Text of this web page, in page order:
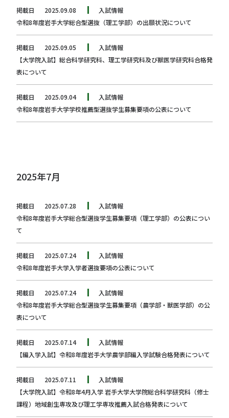
掲載日 2025.09.08
入試情報
令和8年度岩手大学総合型選抜（理工学部）の出願状況について
掲載日 2025.09.05
入試情報
【大学院入試】総合科学研究科、理工学研究科及び獣医学研究科合格発
表について
掲載日 2025.09.04
入試情報
令和8年度岩手大学学校推薦型選抜学生募集要項の公表について
2025年7月
掲載日 2025.07.28
入試情報
令和8年度岩手大学総合型選抜学生募集要項（理工学部）の公表につい
て
掲載日 2025.07.24
入試情報
令和8年度岩手大学入学者選抜要項の公表について
掲載日 2025.07.24
入試情報
令和8年度岩手大学総合型選抜学生募集要項（農学部・獣医学部）の公
表について
掲載日 2025.07.14
入試情報
【編入学入試】令和8年度岩手大学農学部編入学試験合格発表について
掲載日 2025.07.11
入試情報
【大学院入試】令和8年4月入学 岩手大学大学院総合科学研究科（修士
課程）地域創生専攻及び理工学専攻推薦入試合格発表について